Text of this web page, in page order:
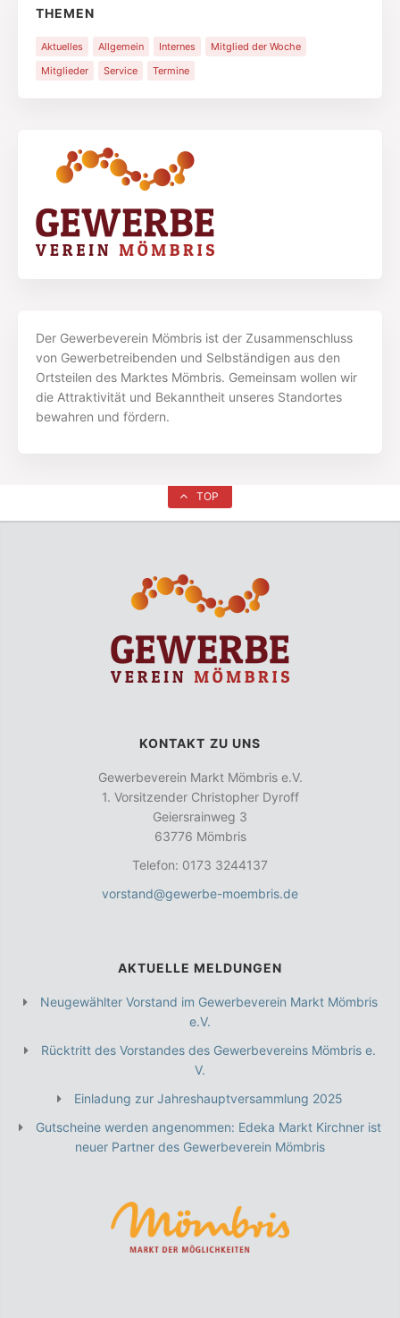
THEMEN
Aktuelles Allgemein Internes
Mitglied der Woche
Mitglieder
Service Termine
Der Gewerbeverein Mömbris ist der Zusammenschluss
von Gewerbetreibenden und Selbständigen aus den
Ortsteilen des Marktes Mömbris. Gemeinsam wollen wir
die Attraktivität und Bekanntheit unseres Standortes
bewahren und fördern.
TOP
KONTAKT ZU UNS
Gewerbeverein Markt Mömbris e.V.
1. Vorsitzender Christopher Dyroff
Geiersrainweg 3
63776 Mömbris
Telefon: 0173 3244137
vorstand@gewerbe-moembris.de
AKTUELLE MELDUNGEN
Neugewählter Vorstand im Gewerbeverein Markt Mömbris
e.V.
Rücktritt des Vorstandes des Gewerbevereins Mömbris e.
V.
Einladung zur Jahreshauptversammlung 2025
Gutscheine werden angenommen: Edeka Markt Kirchner ist
neuer Partner des Gewerbeverein Mömbris